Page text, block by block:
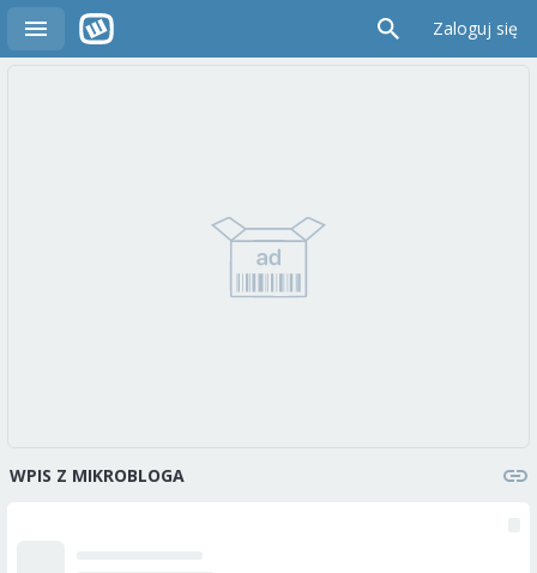
Zaloguj się
WPIS Z MIKROBLOGA